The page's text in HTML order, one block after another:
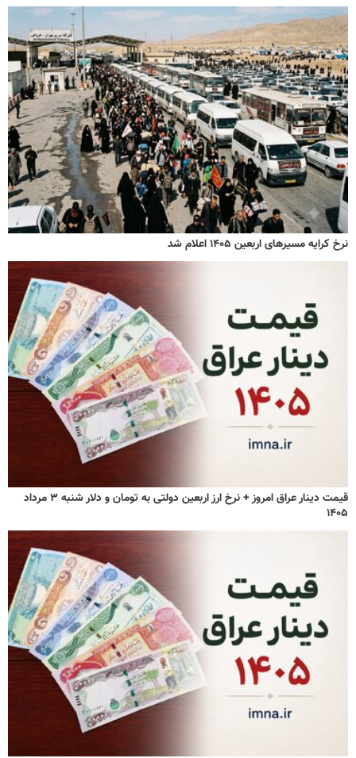
نرخ کرایه مسیرهای اربعین ۱۴۰۵ اعلام شد
قیمت دینار عراق امروز + نرخ ارز اربعین دولتی به تومان و دلار شنبه ۳ مرداد
۱۴۰۵